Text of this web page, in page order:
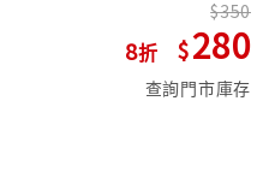
8
350
280
查詢門市庫存